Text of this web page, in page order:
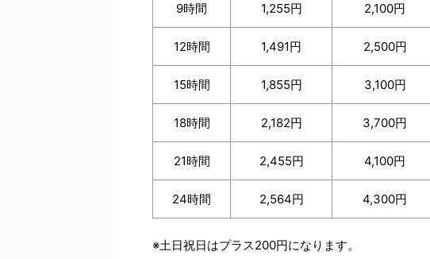
9時間 1,255円 2,100円
12時間 1,491円 2,500円
15時間 1,855円 3,100円
18時間 2,182円 3,700円
21時間 2,455円 4,100円
24時間 2,564円 4,300円
※土日祝日はプラス200円になります。